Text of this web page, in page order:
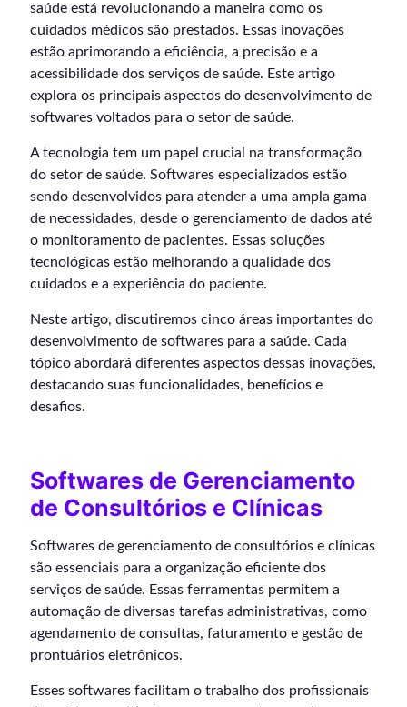
saúde está revolucionando a maneira como os
cuidados médicos são prestados. Essas inovações
estão aprimorando a eficiência, a precisão e a
acessibilidade dos serviços de saúde. Este artigo
explora os principais aspectos do desenvolvimento de
softwares voltados para o setor de saúde.
A tecnologia tem um papel crucial na transformação
do setor de saúde. Softwares especializados estão
sendo desenvolvidos para atender a uma ampla gama
de necessidades, desde o gerenciamento de dados até
o monitoramento de pacientes. Essas soluções
tecnológicas estão melhorando a qualidade dos
cuidados e a experiência do paciente.
Neste artigo, discutiremos cinco áreas importantes do
desenvolvimento de softwares para a saúde. Cada
tópico abordará diferentes aspectos dessas inovações,
destacando suas funcionalidades, benefícios e
desafios.
Softwares de Gerenciamento
de Consultórios e Clínicas
Softwares de gerenciamento de consultórios e clínicas
são essenciais para a organização eficiente dos
serviços de saúde. Essas ferramentas permitem a
automação de diversas tarefas administrativas, como
agendamento de consultas, faturamento e gestão de
prontuários eletrônicos.
Esses softwares facilitam o trabalho dos profissionais